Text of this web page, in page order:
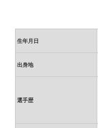
生年月日
出身地
選手歴